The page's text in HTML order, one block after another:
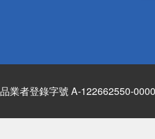
業者登錄字號 A-122662550-